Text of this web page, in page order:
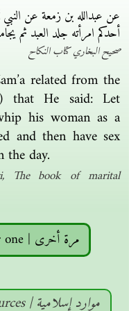
عن عبدالله بن زمعة عن
أحدكم امرأته جلد العبد ثم
صحيح البخاري كتاب النكاح
related from the
that He said: Let
his woman as a
and then have sex
day.
The book of marital
Another one | مرة أخرى
Islamic resources | موارد إسلامية